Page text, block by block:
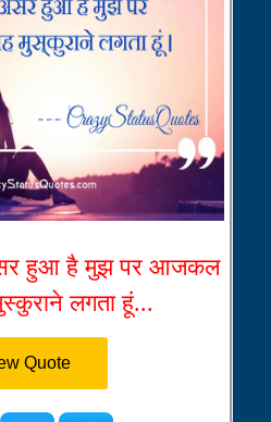
हुआ है मुझ पर आजकल
लगता हूं...
Quote